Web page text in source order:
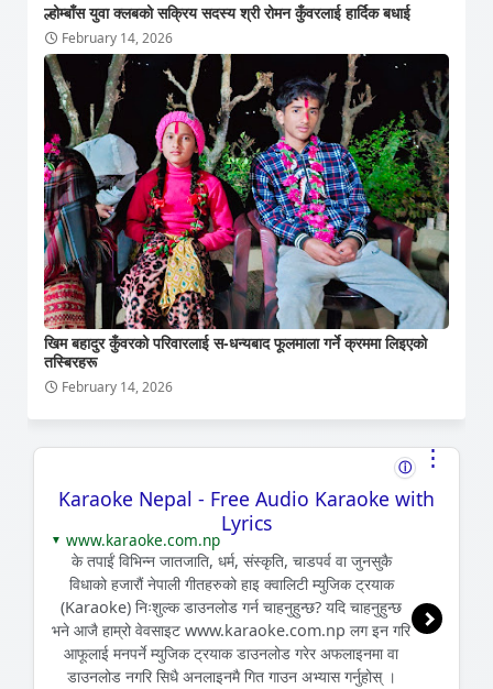
ल्होम्बाँस युवा क्लबको सक्रिय सदस्य श्री रोमन कुँवरलाई हार्दिक बधाई
February 14, 2026
खिम बहादुर कुँवरको परिवारलाई स-धन्यबाद फूलमाला गर्ने क्रममा लिइएको
तस्बिरहरू
February 14, 2026
ⓘ ⋮
Karaoke Nepal - Free Audio Karaoke with
Lyrics
▼ www.karaoke.com.np
के तपाईं विभिन्न जातजाति, धर्म, संस्कृति, चाडपर्व वा जुनसुकै
विधाको हजारौं नेपाली गीतहरुको हाइ क्वालिटी म्युजिक ट्रयाक
(Karaoke) निःशुल्क डाउनलोड गर्न चाहनुहुन्छ? यदि चाहनुहुन्छ
भने आजै हाम्रो वेवसाइट www.karaoke.com.np लग इन गरि
आफूलाई मनपर्ने म्युजिक ट्रयाक डाउनलोड गरेर अफलाइनमा वा
डाउनलोड नगरि सिधै अनलाइनमै गित गाउन अभ्यास गर्नुहोस् ।